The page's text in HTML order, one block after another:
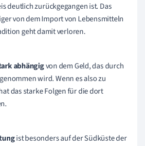
deutlich zurückgegangen ist. Das
von dem Import von Lebensmitteln
geht damit verloren.
abhängigvon dem Geld, das durch
wird. Wenn es also zu
das starke Folgen für die dort
ist besonders auf der Südküste der